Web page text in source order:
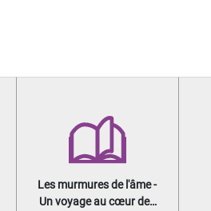
Les murmures de l'âme -
Un voyage au cœur des